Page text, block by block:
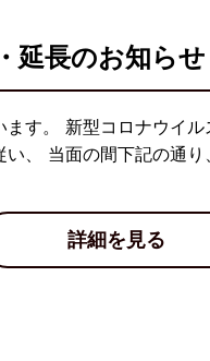
延長のお知らせ
す。 新型コロナウイ
い、 当面の間下記の通
詳細を見る